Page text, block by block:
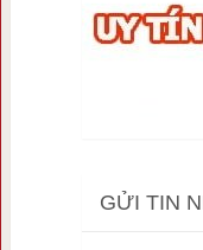
GỬI TIN